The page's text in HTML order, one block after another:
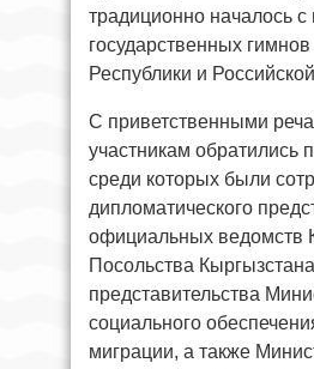
традиционно началось с
государственных
Республики и
С приветственными
участникам обратились
среди которых были
дипломатического
официальных ведомств
Посольства
представительства
социального
миграции, а также